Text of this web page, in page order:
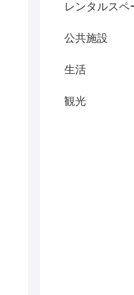
レンタルスペ
公共施設
生活
観光